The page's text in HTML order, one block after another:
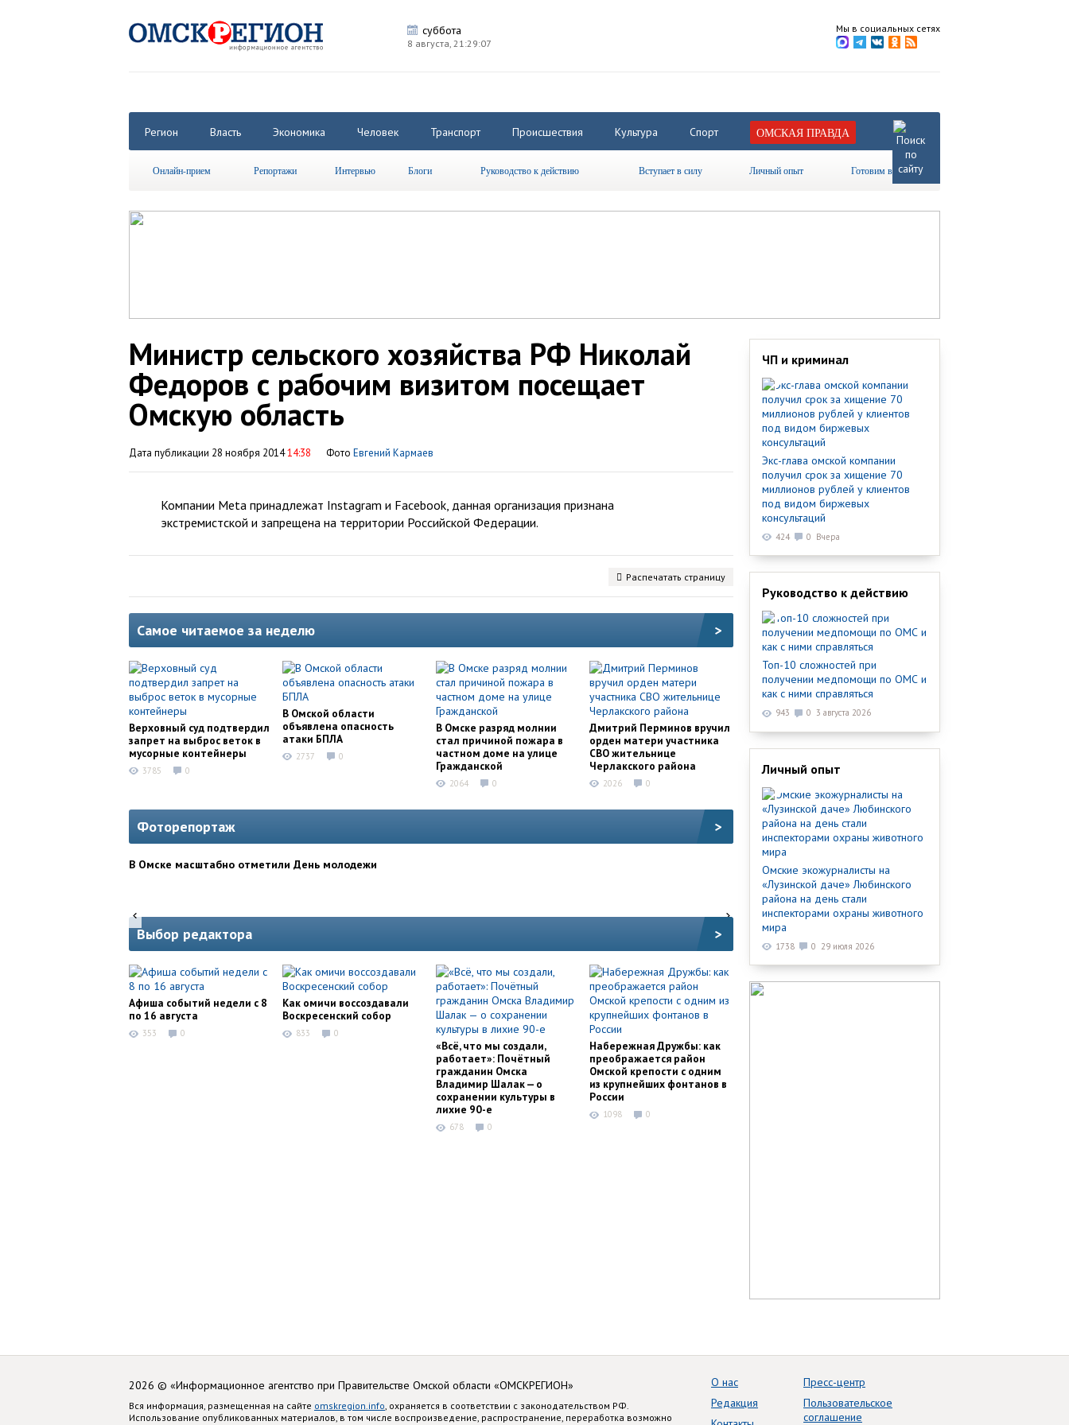
суббота
8 августа, 21:29:07
Мы в социальных сетях
Регион Власть Экономика Человек Транспорт Происшествия Культура Спорт ОМСКАЯ ПРАВДА
Онлайн-прием Репортажи Интервью Блоги Руководство к действию Вступает в силу Личный опыт Готовим вместе
Министр сельского хозяйства РФ Николай
Федоров с рабочим визитом посещает
Омскую область
Дата публикации 28 ноября 201414:38 Фото Евгений Кармаев
Компании Meta принадлежат Instagram и Facebook, данная организация признана
экстремистской и запрещена на территории Российской Федерации.
Распечатать страницу
Самое читаемое за неделю >
Верховный суд подтвердил
запрет на выброс веток в
мусорные контейнеры
3785 0
В Омской области
объявлена опасность
атаки БПЛА
2737 0
В Омске разряд молнии
стал причиной пожара в
частном доме на улице
Гражданской
2064 0
Дмитрий Перминов вручил
орден матери участника
СВО жительнице
Черлакского района
2026 0
Фоторепортаж >
В Омске масштабно отметили День молодежи
Выбор редактора >
Афиша событий недели с 8
по 16 августа
353 0
Как омичи воссоздавали
Воскресенский собор
833 0
«Всё, что мы создали,
работает»: Почётный
гражданин Омска
Владимир Шалак — о
сохранении культуры в
лихие 90-е
678 0
Набережная Дружбы: как
преображается район
Омской крепости с одним
из крупнейших фонтанов в
России
1098 0
ЧП и криминал
Экс-глава омской компании
получил срок за хищение 70
миллионов рублей у клиентов
под видом биржевых
консультаций
424 0 Вчера
Руководство к действию
Топ-10 сложностей при
получении медпомощи по ОМС и
как с ними справляться
943 0 3 августа 2026
Личный опыт
Омские экожурналисты на
«Лузинской даче» Любинского
района на день стали
инспекторами охраны животного
мира
1738 0 29 июля 2026
2026 © «Информационное агентство при Правительстве Омской области «ОМСКРЕГИОН»
Вся информация, размещенная на сайте omskregion.info , охраняется в соответствии с законодательством РФ.
Использование опубликованных материалов, в том числе воспроизведение, распространение, переработка возможно
О нас
Редакция
Пресс-центр
Пользовательское
соглашение